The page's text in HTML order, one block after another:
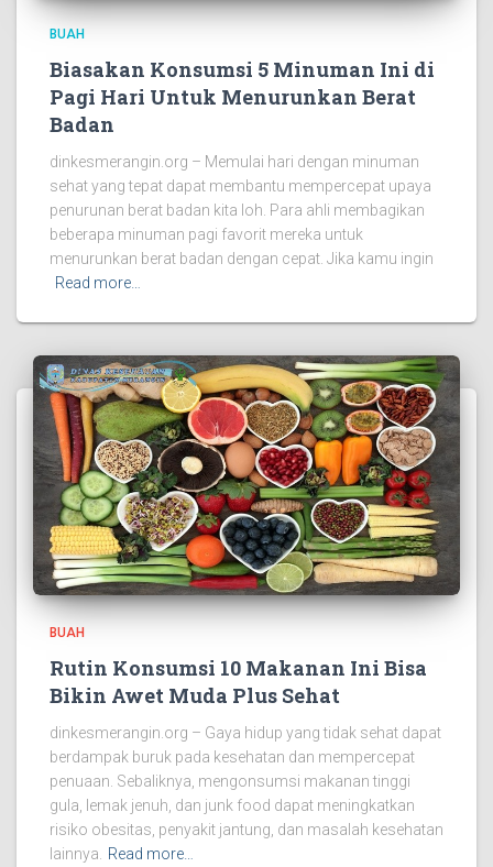
BUAH
Biasakan Konsumsi 5 Minuman Ini di
Pagi Hari Untuk Menurunkan Berat
Badan
dinkesmerangin.org – Memulai hari dengan minuman
sehat yang tepat dapat membantu mempercepat upaya
penurunan berat badan kita loh. Para ahli membagikan
beberapa minuman pagi favorit mereka untuk
menurunkan berat badan dengan cepat. Jika kamu ingin
Read more…
BUAH
Rutin Konsumsi 10 Makanan Ini Bisa
Bikin Awet Muda Plus Sehat
dinkesmerangin.org – Gaya hidup yang tidak sehat dapat
berdampak buruk pada kesehatan dan mempercepat
penuaan. Sebaliknya, mengonsumsi makanan tinggi
gula, lemak jenuh, dan junk food dapat meningkatkan
risiko obesitas, penyakit jantung, dan masalah kesehatan
lainnya. Read more…